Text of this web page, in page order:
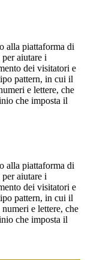
alla piattaforma di
aiutare i
dei visitatori e
pattern, in cui il
e lettere, che
che imposta il
alla piattaforma di
aiutare i
dei visitatori e
pattern, in cui il
e lettere, che
che imposta il